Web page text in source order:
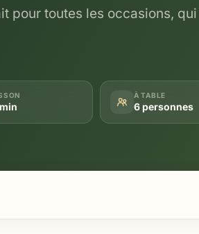
pour toutes les occasions,
À TABLE
6 personnes